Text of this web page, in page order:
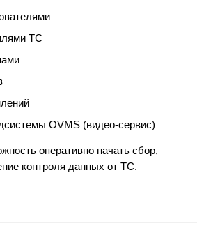
ТС
OVMS (видео-сервис)
оперативно начать сбор,
контроля данных от ТС.